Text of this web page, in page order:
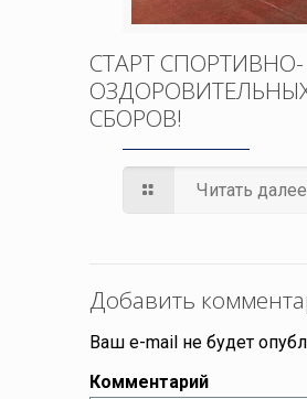
СТАРТ СПОРТИВНО-
СБОРОВ!
Читать далее
Добавить
Ваш e-mail не будет
Комментарий